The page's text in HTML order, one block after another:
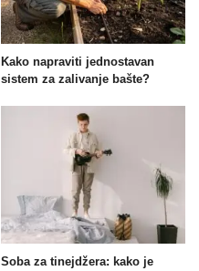
Kako napraviti jednostavan
sistem za zalivanje bašte?
Soba za tinejdžera: kako je